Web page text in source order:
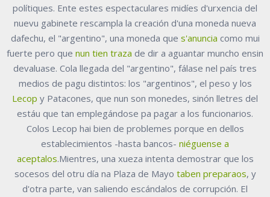
polítiques. Ente estes espectaculares midíes d'urxencia del
nuevu gabinete rescampla la creación d'una moneda nueva
dafechu, el "argentino", una moneda que s'anuncia como mui
fuerte pero que nun tien traza de dir a aguantar muncho ensin
devaluase. Cola llegada del "argentino", fálase nel país tres
medios de pagu distintos: los "argentinos", el peso y los
Lecop y Patacones, que nun son monedes, sinón lletres del
estáu que tan emplegándose pa pagar a los funcionarios.
Colos Lecop hai bien de problemes porque en dellos
establecimientos -hasta bancos- niéguense a
aceptalos.Mientres, una xueza intenta demostrar que los
socesos del otru día na Plaza de Mayo taben preparaos, y
d'otra parte, van saliendo escándalos de corrupción. El